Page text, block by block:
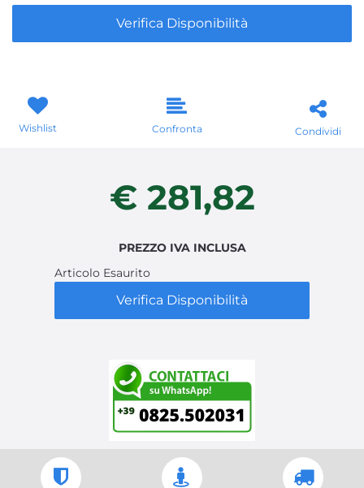
Verifica Disponibilità
Wishlist Confronta Condividi
€ 281,82
PREZZO IVA INCLUSA
Articolo Esaurito
Verifica Disponibilità